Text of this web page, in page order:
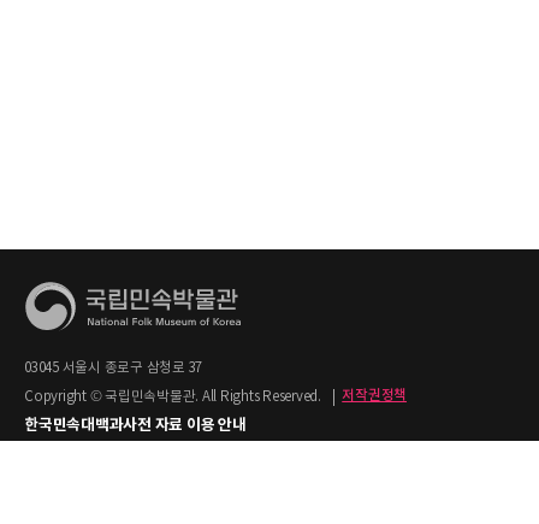
03045 서울시 종로구 삼청로 37
Copyright © 국립민속박물관. All Rights Reserved.
저작권정책
한국민속대백과사전 자료 이용 안내